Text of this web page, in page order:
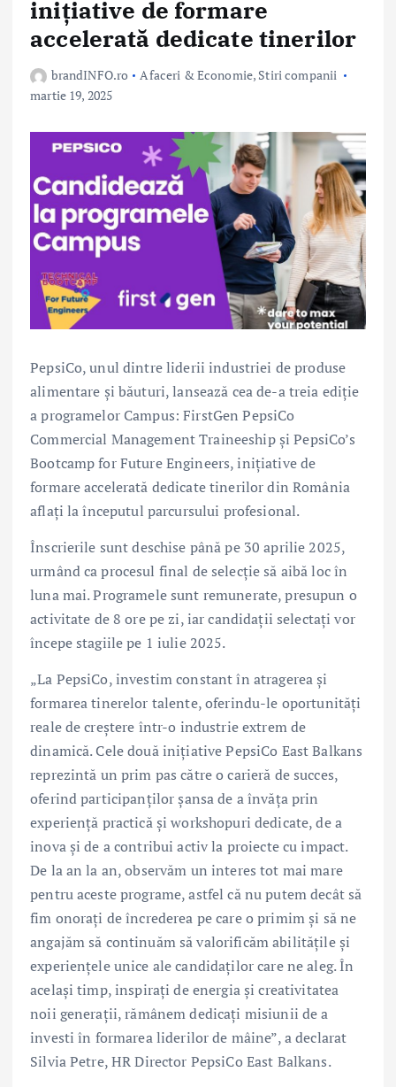
inițiative de formare
accelerată dedicate tinerilor
brandINFO.ro Afaceri & Economie, Stiri companii
martie 19, 2025
PepsiCo, unul dintre liderii industriei de produse
alimentare și băuturi, lansează cea de-a treia ediție
a programelor Campus: FirstGen PepsiCo
Commercial Management Traineeship și PepsiCo’s
Bootcamp for Future Engineers, inițiative de
formare accelerată dedicate tinerilor din România
aflați la începutul parcursului profesional.
Înscrierile sunt deschise până pe 30 aprilie 2025,
urmând ca procesul final de selecție să aibă loc în
luna mai. Programele sunt remunerate, presupun o
activitate de 8 ore pe zi, iar candidații selectați vor
începe stagiile pe 1 iulie 2025.
„La PepsiCo, investim constant în atragerea și
formarea tinerelor talente, oferindu-le oportunități
reale de creștere într-o industrie extrem de
dinamică. Cele două inițiative PepsiCo East Balkans
reprezintă un prim pas către o carieră de succes,
oferind participanților șansa de a învăța prin
experiență practică și workshopuri dedicate, de a
inova și de a contribui activ la proiecte cu impact.
De la an la an, observăm un interes tot mai mare
pentru aceste programe, astfel că nu putem decât să
fim onorați de încrederea pe care o primim și să ne
angajăm să continuăm să valorificăm abilitățile și
experiențele unice ale candidaților care ne aleg. În
același timp, inspirați de energia și creativitatea
noii generații, rămânem dedicați misiunii de a
investi în formarea liderilor de mâine”, a declarat
Silvia Petre, HR Director PepsiCo East Balkans.